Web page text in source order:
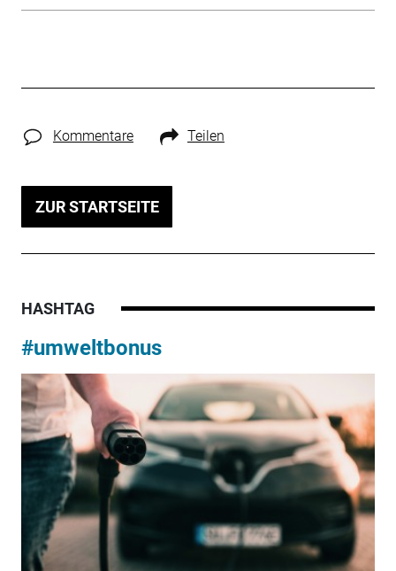
Kommentare Teilen
ZUR STARTSEITE
HASHTAG
#umweltbonus